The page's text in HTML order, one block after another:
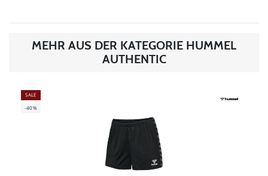
MEHR AUS DER KATEGORIE HUMMEL
AUTHENTIC
SALE
-40%